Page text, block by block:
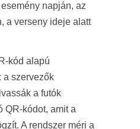
napján, az
a verseny ideje alatt
kód alapú
a szervezők
a futók
QR-kódot, amit a
A rendszer méri a